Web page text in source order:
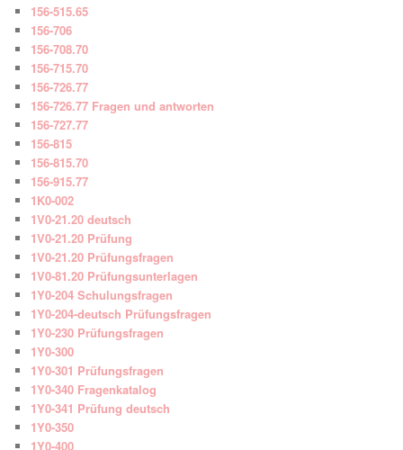
156-515.65
156-706
156-708.70
156-715.70
156-726.77
156-726.77 Fragen und antworten
156-727.77
156-815
156-815.70
156-915.77
1K0-002
1V0-21.20 deutsch
1V0-21.20 Prüfung
1V0-21.20 Prüfungsfragen
1V0-81.20 Prüfungsunterlagen
1Y0-204 Schulungsfragen
1Y0-204-deutsch Prüfungsfragen
1Y0-230 Prüfungsfragen
1Y0-300
1Y0-301 Prüfungsfragen
1Y0-340 Fragenkatalog
1Y0-341 Prüfung deutsch
1Y0-350
1Y0-400